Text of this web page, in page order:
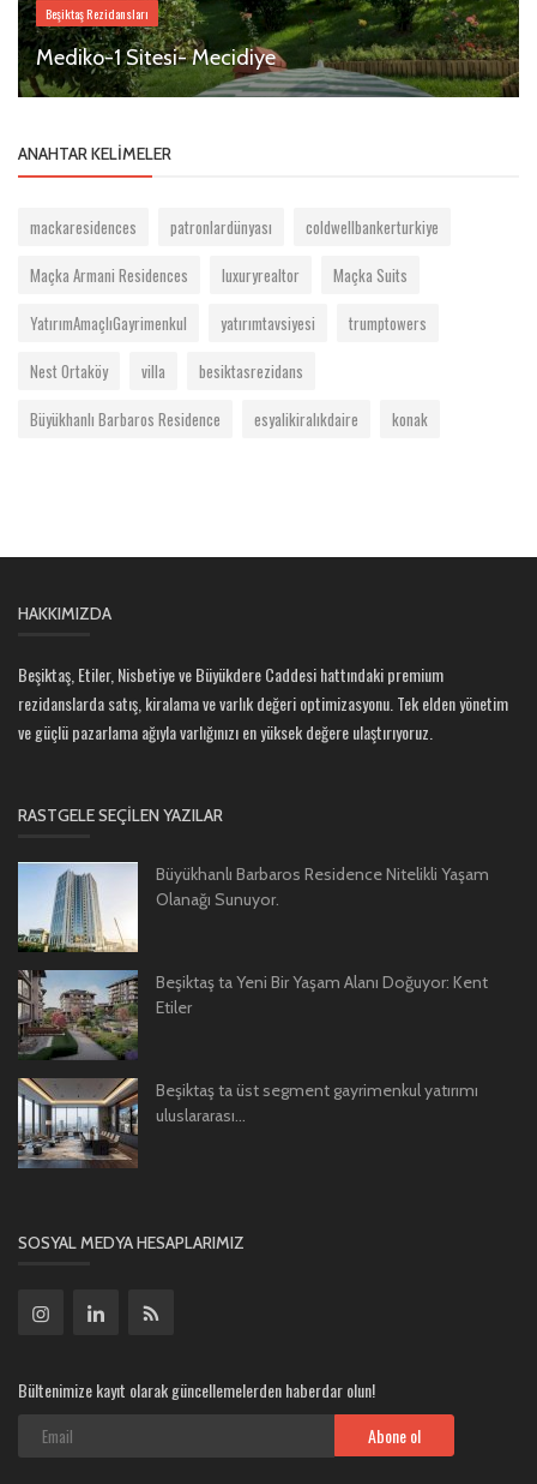
Beşiktaş Rezidansları
Mediko-1 Sitesi- Mecidiye
ANAHTAR KELIMELER
mackaresidences patronlardünyası
coldwellbankerturkiye
Maçka Armani Residences
luxuryrealtor
Maçka Suits
YatırımAmaçlıGayrimenkul
yatırımtavsiyesi
trumptowers
Nest Ortaköy
villa
besiktasrezidans
Büyükhanlı Barbaros Residence
esyalikiralıkdaire konak
HAKKIMIZDA
Beşiktaş, Etiler, Nisbetiye ve Büyükdere Caddesi hattındaki premium
rezidanslarda satış, kiralama ve varlık değeri optimizasyonu. Tek elden yönetim
ve güçlü pazarlama ağıyla varlığınızı en yüksek değere ulaştırıyoruz.
RASTGELE SEÇILEN YAZILAR
Büyükhanlı Barbaros Residence Nitelikli Yaşam
Olanağı Sunuyor.
Beşiktaş ta Yeni Bir Yaşam Alanı Doğuyor: Kent
Etiler
Beşiktaş ta üst segment gayrimenkul yatırımı
uluslararası...
SOSYAL MEDYA HESAPLARIMIZ
Bültenimize kayıt olarak güncellemelerden haberdar olun!
Abone ol